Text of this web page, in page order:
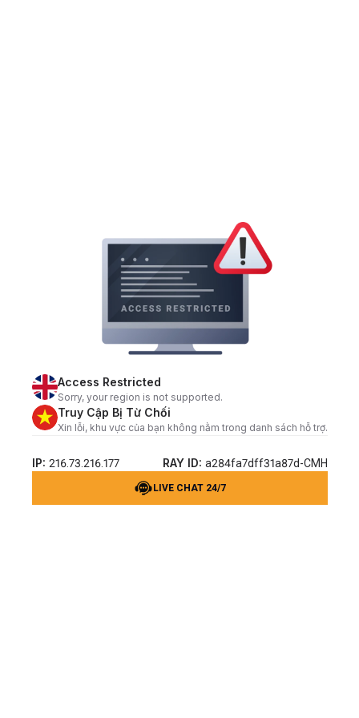
Access Restricted
Sorry, your region is not supported.
Truy Cập Bị Từ Chối
Xin lỗi, khu vực của bạn không nằm trong danh sách hỗ trợ.
IP: 216.73.216.177 RAY ID: a284fa7dff31a87d-CMH
LIVE CHAT 24/7